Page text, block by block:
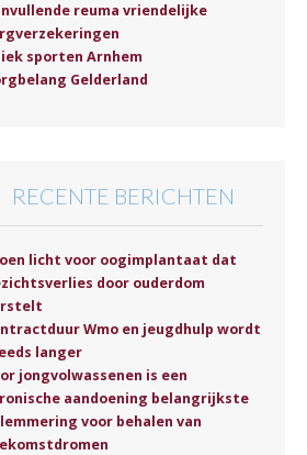
reuma vriendelijke
sporten Arnhem
Gelderland
RECENTE BERICHTEN
licht voor oogimplantaat dat
door ouderdom
Wmo en jeugdhulp wordt
langer
jongvolwassenen is een
aandoening belangrijkste
voor behalen van